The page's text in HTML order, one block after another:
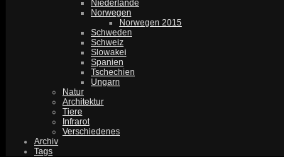
Niederlande
Norwegen
Norwegen 2015
Schweden
Schweiz
Slowakei
Spanien
Tschechien
Ungarn
Natur
Architektur
Tiere
Infrarot
Verschiedenes
Archiv
Tags